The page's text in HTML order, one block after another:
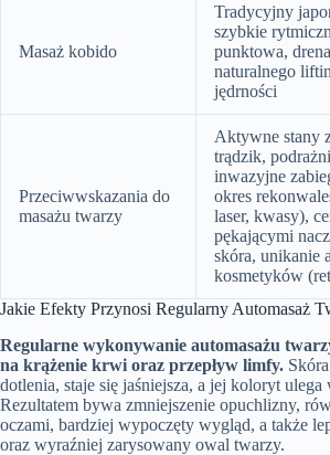
Masaż kobido
Tradycyjny
szybkie
punktowa,
naturalnego
jędrności
Przeciwwskazania do
masażu twarzy
Aktywne stany
trądzik,
inwazyjne
okres
laser, kwasy),
pękającymi
skóra, unikanie
kosmetyków
Jakie Efekty Przynosi Regularny Automasaż
Regularne wykonywanie automasażu
na krążenie krwi oraz przepływ limfy.
dotlenia, staje się jaśniejsza, a jej koloryt
Rezultatem bywa zmniejszenie opuchlizny,
oczami, bardziej wypoczęty wygląd, a także
oraz wyraźniej zarysowany owal twarzy.